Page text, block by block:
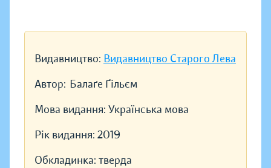
Видавництво: Видавництво Старого Лева
Автор: Балаґе Ґільєм
Мова видання: Українська мова
Рік видання: 2019
Обкладинка: тверда